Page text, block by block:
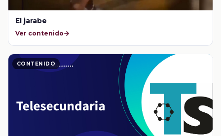
El jarabe
Ver contenido
CONTENIDO